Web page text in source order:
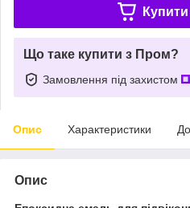
Купити
Що таке купити з Пром?
Замовлення під захистом
Опис Характеристики
Опис